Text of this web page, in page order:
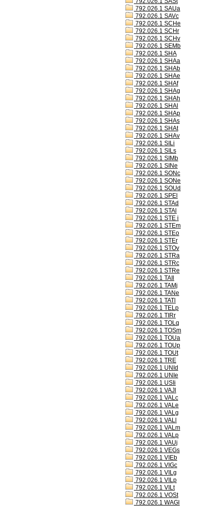
792.026.1 SAUa
792.026.1 SAVc
792.026.1 SCHe
792.026.1 SCHr
792.026.1 SCHv
792.026.1 SEMb
792.026.1 SHA
792.026.1 SHAa
792.026.1 SHAb
792.026.1 SHAe
792.026.1 SHAf
792.026.1 SHAg
792.026.1 SHAh
792.026.1 SHAl
792.026.1 SHAp
792.026.1 SHAs
792.026.1 SHAt
792.026.1 SHAv
792.026.1 SILi
792.026.1 SILs
792.026.1 SIMb
792.026.1 SINe
792.026.1 SONc
792.026.1 SONe
792.026.1 SOUd
792.026.1 SPEl
792.026.1 STAd
792.026.1 STAl
792.026.1 STE i
792.026.1 STEm
792.026.1 STEo
792.026.1 STEr
792.026.1 STOv
792.026.1 STRa
792.026.1 STRc
792.026.1 STRe
792.026.1 TAIl
792.026.1 TAMj
792.026.1 TANe
792.026.1 TATl
792.026.1 TELp
792.026.1 TIRr
792.026.1 TOLq
792.026.1 TOSm
792.026.1 TOUa
792.026.1 TOUp
792.026.1 TOUt
792.026.1 TRE
792.026.1 UNId
792.026.1 UNIe
792.026.1 USIi
792.026.1 VAJl
792.026.1 VALc
792.026.1 VALe
792.026.1 VALg
792.026.1 VALl
792.026.1 VALm
792.026.1 VALp
792.026.1 VAUj
792.026.1 VEGs
792.026.1 VIEb
792.026.1 VIGc
792.026.1 VILg
792.026.1 VILp
792.026.1 VILt
792.026.1 VOSt
792.026.1 WAGl